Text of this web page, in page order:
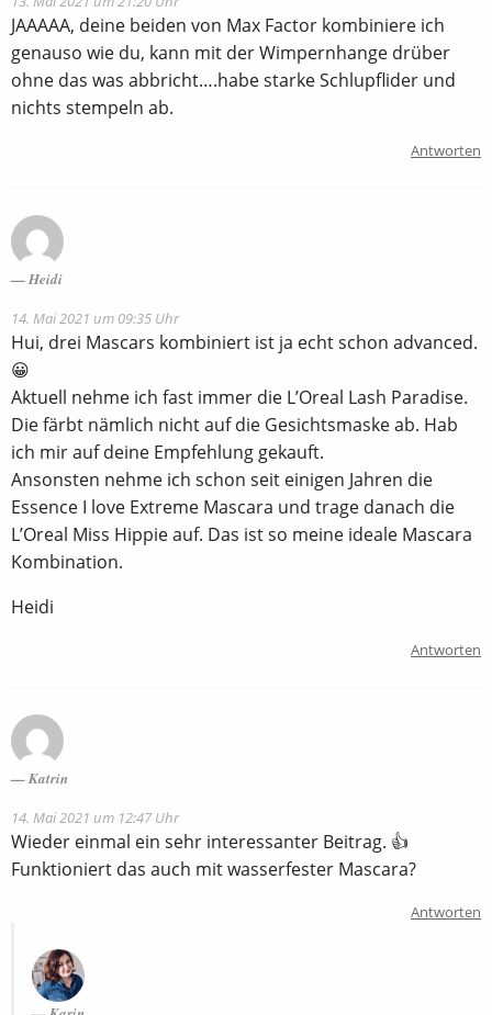
JAAAAA, deine beiden von Max Factor kombiniere ich
genauso wie du, kann mit der Wimpernhange drüber
ohne das was abbricht….habe starke Schlupflider und
nichts stempeln ab.
Antworten
Heidi
14. Mai 2021 um 09:35 Uhr
Hui, drei Mascars kombiniert ist ja echt schon advanced.
😀
Aktuell nehme ich fast immer die L’Oreal Lash Paradise.
Die färbt nämlich nicht auf die Gesichtsmaske ab. Hab
ich mir auf deine Empfehlung gekauft.
Ansonsten nehme ich schon seit einigen Jahren die
Essence I love Extreme Mascara und trage danach die
L’Oreal Miss Hippie auf. Das ist so meine ideale Mascara
Kombination.
Heidi
Antworten
Katrin
14. Mai 2021 um 12:47 Uhr
Wieder einmal ein sehr interessanter Beitrag. 👍
Funktioniert das auch mit wasserfester Mascara?
Antworten